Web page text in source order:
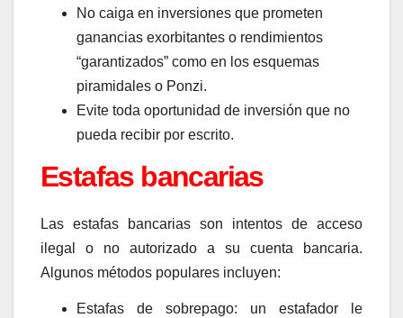
No caiga en inversiones que prometen
ganancias exorbitantes o rendimientos
“garantizados” como en los esquemas
piramidales o Ponzi.
Evite toda oportunidad de inversión que no
pueda recibir por escrito.
Estafas bancarias
Las estafas bancarias son intentos de acceso
ilegal o no autorizado a su cuenta bancaria.
Algunos métodos populares incluyen:
Estafas de sobrepago: un estafador le